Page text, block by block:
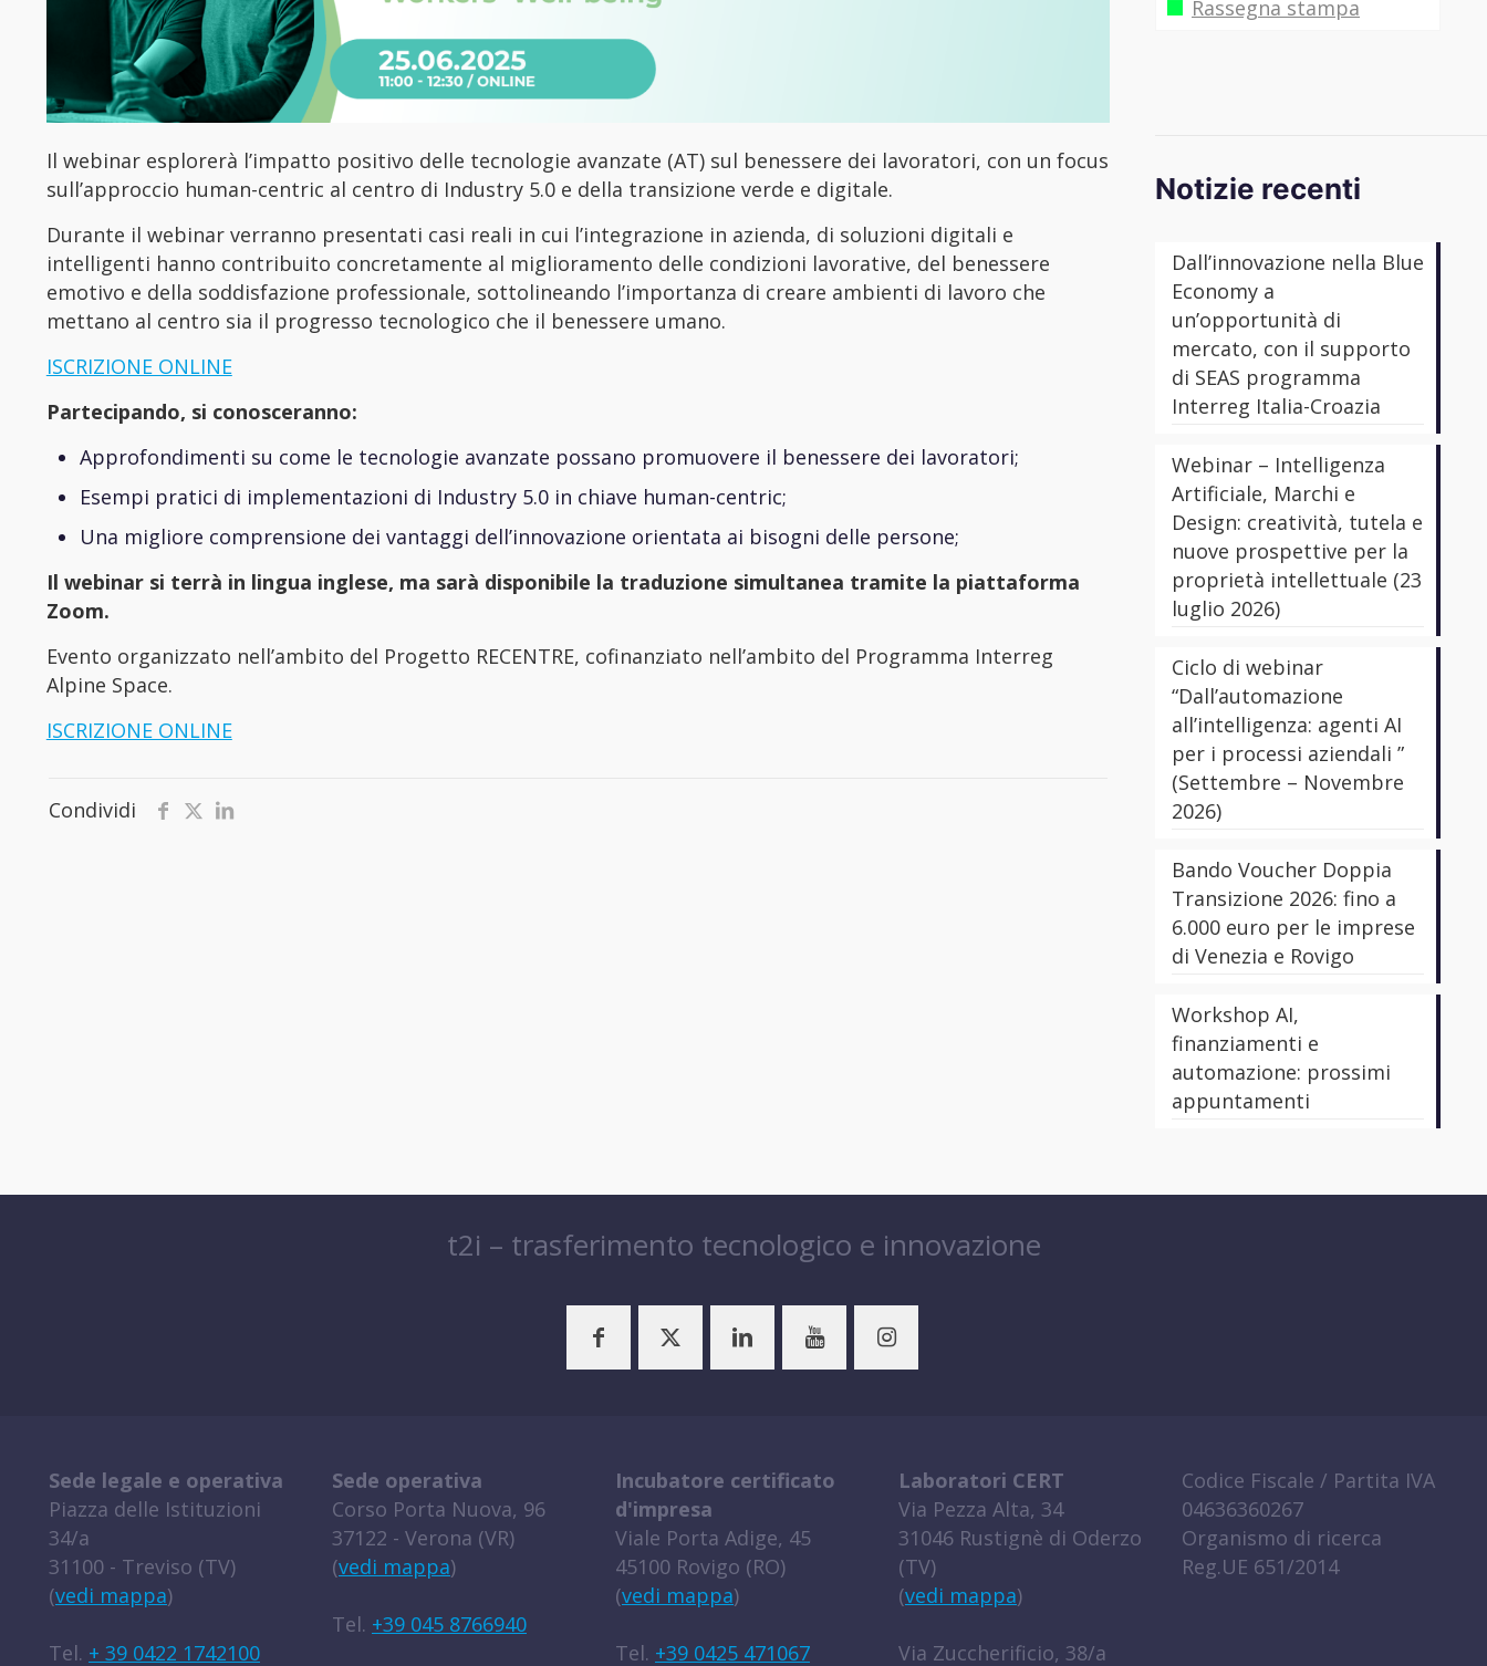
Il webinar esplorerà l’impatto positivo delle tecnologie avanzate (AT) sul benessere dei lavoratori, con un focus
sull’approccio human-centric al centro di Industry 5.0 e della transizione verde e digitale.
Durante il webinar verranno presentati casi reali in cui l’integrazione in azienda, di soluzioni digitali e
intelligenti hanno contribuito concretamente al miglioramento delle condizioni lavorative, del benessere
emotivo e della soddisfazione professionale, sottolineando l’importanza di creare ambienti di lavoro che
mettano al centro sia il progresso tecnologico che il benessere umano.
ISCRIZIONE ONLINE
Partecipando, si conosceranno:
Approfondimenti su come le tecnologie avanzate possano promuovere il benessere dei lavoratori;
Esempi pratici di implementazioni di Industry 5.0 in chiave human-centric;
Una migliore comprensione dei vantaggi dell’innovazione orientata ai bisogni delle persone;
Il webinar si terrà in lingua inglese, ma sarà disponibile la traduzione simultanea tramite la piattaforma
Zoom.
Evento organizzato nell’ambito del Progetto RECENTRE, cofinanziato nell’ambito del Programma Interreg
Alpine Space.
ISCRIZIONE ONLINE
Condividi
Rassegna stampa
Notizie recenti
Dall’innovazione nella Blue
Economy a
un’opportunità di
mercato, con il supporto
di SEAS programma
Interreg Italia-Croazia
Webinar – Intelligenza
Artificiale, Marchi e
Design: creatività, tutela e
nuove prospettive per la
proprietà intellettuale (23
luglio 2026)
Ciclo di webinar
“Dall’automazione
all’intelligenza: agenti AI
per i processi aziendali ”
(Settembre – Novembre
2026)
Bando Voucher Doppia
Transizione 2026: fino a
6.000 euro per le imprese
di Venezia e Rovigo
Workshop AI,
finanziamenti e
automazione: prossimi
appuntamenti
t2i – trasferimento tecnologico e innovazione
Sede legale e operativa
Piazza delle Istituzioni
34/a
31100 - Treviso (TV)
(vedi mappa)
Tel. + 39 0422 1742100
Sede operativa
Corso Porta Nuova, 96
37122 - Verona (VR)
(vedi mappa)
Tel. +39 045 8766940
Incubatore certificato
d'impresa
Viale Porta Adige, 45
45100 Rovigo (RO)
(vedi mappa)
Tel. +39 0425 471067
Laboratori CERT
Via Pezza Alta, 34
31046 Rustignè di Oderzo
(TV)
(vedi mappa)
Via Zuccherificio, 38/a
Codice Fiscale / Partita IVA
04636360267
Organismo di ricerca
Reg.UE 651/2014